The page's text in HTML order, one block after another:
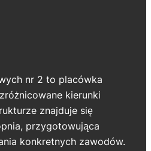
nr 2 to placówka
kierunki
znajduje się
przygotowująca
konkretnych zawodów.